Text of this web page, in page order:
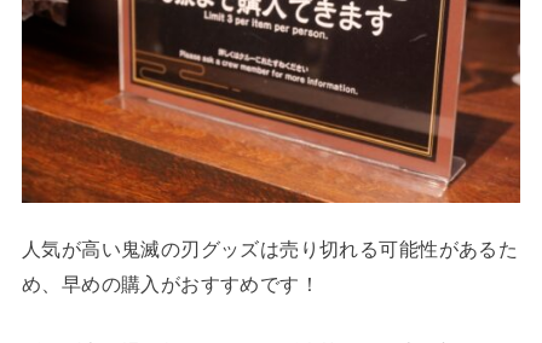
人気が高い鬼滅の刃グッズは売り切れる可能性があるた
め、早めの購入がおすすめです！